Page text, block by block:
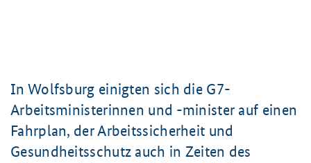
In Wolfsburg einigten sich die G7-
Arbeitsministerinnen und -minister auf einen
Fahrplan, der Arbeitssicherheit und
Gesundheitsschutz auch in Zeiten des